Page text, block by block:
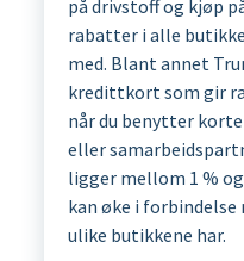
på drivstoff og kjøp
rabatter i alle
med. Blant annet
kredittkort som gir
når du benytter
eller
ligger mellom 1 %
kan øke i forbindelse
ulike butikkene har.